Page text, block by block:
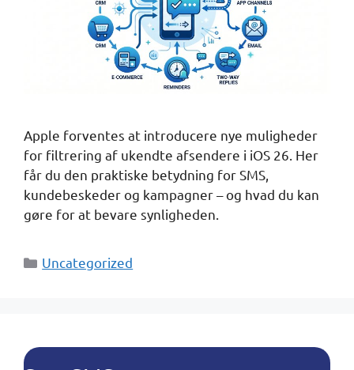
Apple forventes at introducere nye muligheder
for filtrering af ukendte afsendere i iOS 26. Her
får du den praktiske betydning for SMS,
kundebeskeder og kampagner – og hvad du kan
gøre for at bevare synligheden.
Kategorier
Uncategorized